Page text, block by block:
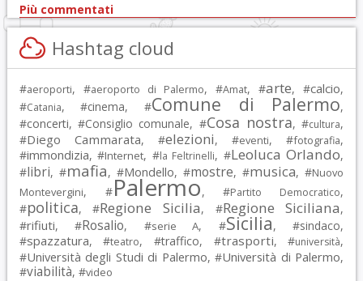
Più commentati
Hashtag cloud
#aeroporti, #aeroporto di Palermo, #Amat, #arte, #calcio,
#Catania, #cinema, #Comune di Palermo,
#concerti, #Consiglio comunale, #Cosa nostra, #cultura,
#Diego Cammarata, #elezioni, #eventi, #fotografia,
#immondizia, #Internet, #la Feltrinelli, #Leoluca Orlando,
#libri, #mafia, #Mondello, #mostre, #musica, #Nuovo
Montevergini, #Palermo, #Partito Democratico,
#politica, #Regione Sicilia, #Regione Siciliana,
#rifiuti, #Rosalio, #serie A, #Sicilia, #sindaco,
#spazzatura, #teatro, #traffico, #trasporti, #università,
#Università degli Studi di Palermo, #Università di Palermo,
#viabilità, #video